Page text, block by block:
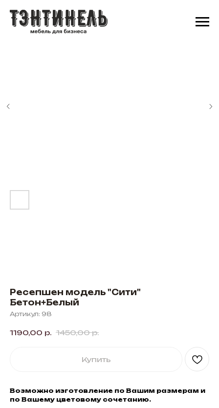
Ресепшен модель "Сити"
Бетон+Белый
Артикул: 98
1190,00 р. 1450,00 р.
Купить
Возможно изготовление по Вашим размерам и
по Вашему цветовому сочетанию.